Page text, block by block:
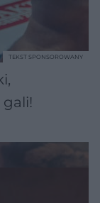
TEKST SPONSOROWANY